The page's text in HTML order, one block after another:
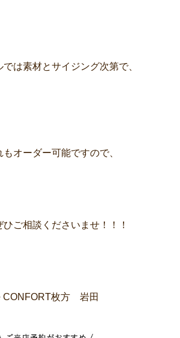
は素材とサイジング次第で、
オーダー可能ですので、
ご相談くださいませ！！！
CONFORT枚方 岩田